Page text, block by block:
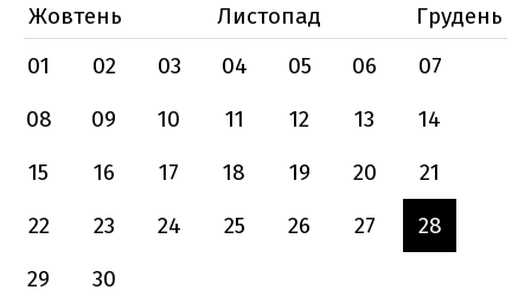
Жовтень
Листопад
Грудень
01
02 03 04 05 06
07
08
09 10 11 12 13
14
15
16 17 18 19 20
21
22
23 24 25 26 27
28
29
30